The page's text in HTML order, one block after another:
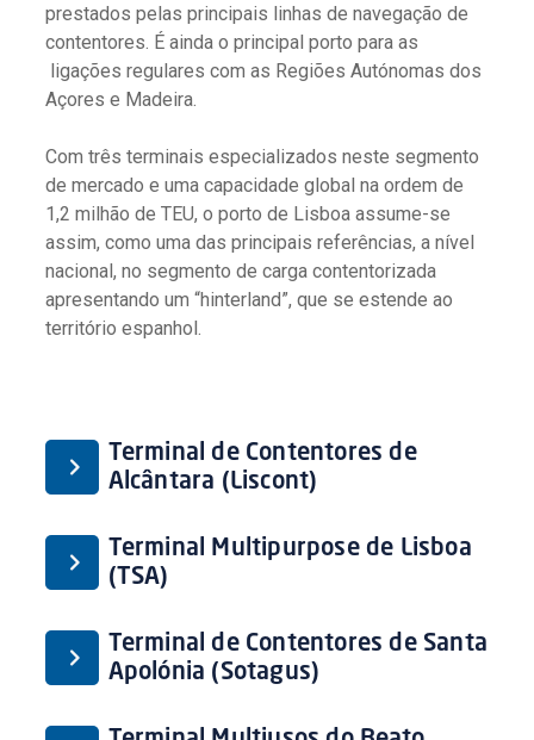
prestados pelas principais linhas de navegação de
contentores. É ainda o principal porto para as
ligações regulares com as Regiões Autónomas dos
Açores e Madeira.
Com três terminais especializados neste segmento
de mercado e uma capacidade global na ordem de
1,2 milhão de TEU, o porto de Lisboa assume-se
assim, como uma das principais referências, a nível
nacional, no segmento de carga contentorizada
apresentando um “hinterland”, que se estende ao
território espanhol.
Terminal de Contentores de
Alcântara (Liscont)
Terminal Multipurpose de Lisboa
(TSA)
Terminal de Contentores de Santa
Apolónia (Sotagus)